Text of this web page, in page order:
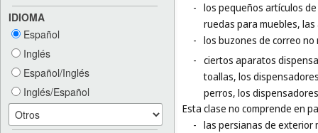
IDIOMA
Español
Inglés
Español/Inglés
Inglés/Español
- los pequeños artículos
ruedas para muebles,
- los buzones de correo no
- ciertos aparatos
toallas, los
perros, los
Esta clase no comprende en
- las persianas de exterior